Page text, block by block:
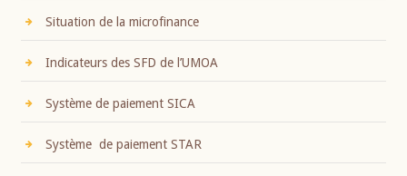
Situation de la microfinance
Indicateurs des SFD de l’UMOA
Système de paiement SICA
Système de paiement STAR